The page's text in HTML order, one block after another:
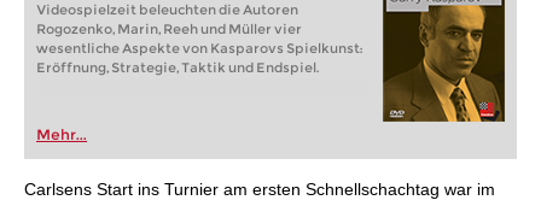
Videospielzeit beleuchten die Autoren
Rogozenko, Marin, Reeh und Müller vier
wesentliche Aspekte von Kasparovs Spielkunst:
Eröffnung, Strategie, Taktik und Endspiel.
Mehr...
Carlsens Start ins Turnier am ersten Schnellschachtag war im